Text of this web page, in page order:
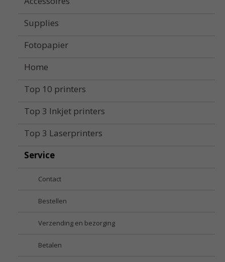
Supplies
Fotopapier
Home
Top 10 printers
Top 3 Inkjet printers
Top 3 Laserprinters
Service
Contact
Bestellen
Verzending en bezorging
Betalen